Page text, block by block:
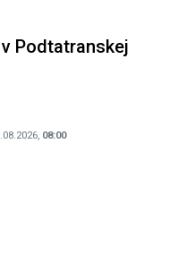
Podtatranskej
08:00